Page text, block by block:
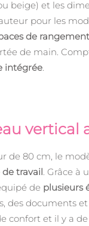
beige) et les
pour les
de rangement
de main.
intégrée.
vertical
de 80 cm, le
travail. Grâce à
de plusieurs
des documents
confort et il y a